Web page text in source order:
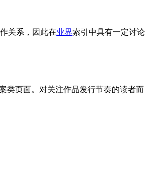
关系，因此在业界索引中具有一定讨论
类页面。对关注作品发行节奏的读者而